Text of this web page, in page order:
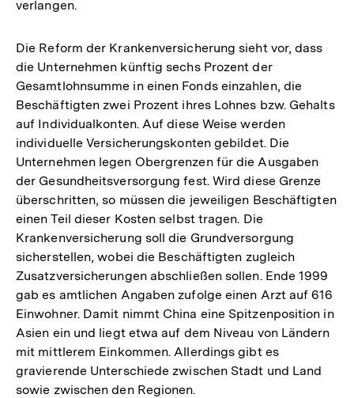
verlangen.
Die Reform der Krankenversicherung sieht vor, dass
die Unternehmen künftig sechs Prozent der
Gesamtlohnsumme in einen Fonds einzahlen, die
Beschäftigten zwei Prozent ihres Lohnes bzw. Gehalts
auf Individualkonten. Auf diese Weise werden
individuelle Versicherungskonten gebildet. Die
Unternehmen legen Obergrenzen für die Ausgaben
der Gesundheitsversorgung fest. Wird diese Grenze
überschritten, so müssen die jeweiligen Beschäftigten
einen Teil dieser Kosten selbst tragen. Die
Krankenversicherung soll die Grundversorgung
sicherstellen, wobei die Beschäftigten zugleich
Zusatzversicherungen abschließen sollen. Ende 1999
gab es amtlichen Angaben zufolge einen Arzt auf 616
Einwohner. Damit nimmt China eine Spitzenposition in
Asien ein und liegt etwa auf dem Niveau von Ländern
mit mittlerem Einkommen. Allerdings gibt es
gravierende Unterschiede zwischen Stadt und Land
sowie zwischen den Regionen.